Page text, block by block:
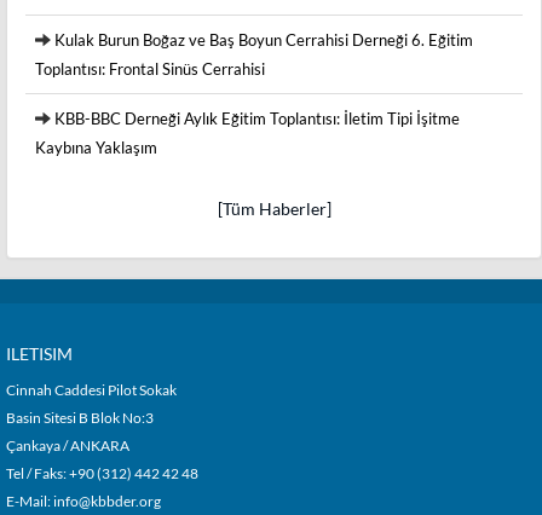
Kulak Burun Boğaz ve Baş Boyun Cerrahisi Derneği 6. Eğitim
Toplantısı: Frontal Sinüs Cerrahisi
KBB-BBC Derneği Aylık Eğitim Toplantısı: İletim Tipi İşitme
Kaybına Yaklaşım
[Tüm Haberler]
ILETISIM
Cinnah Caddesi Pilot Sokak
Basin Sitesi B Blok No:3
Çankaya / ANKARA
Tel / Faks: +90 (312) 442 42 48
E-Mail:info@kbbder.org